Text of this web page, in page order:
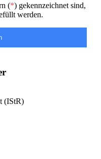
(*) gekennzeichnet sind,
werden.
(IStR)